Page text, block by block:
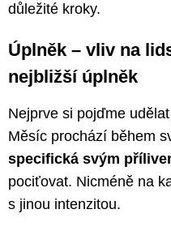
důležité kroky.
Úplněk – vliv na
nejbližší úplněk
Nejprve si pojďme
Měsíc prochází během
specifická svým
pociťovat. Nicméně na
s jinou intenzitou.